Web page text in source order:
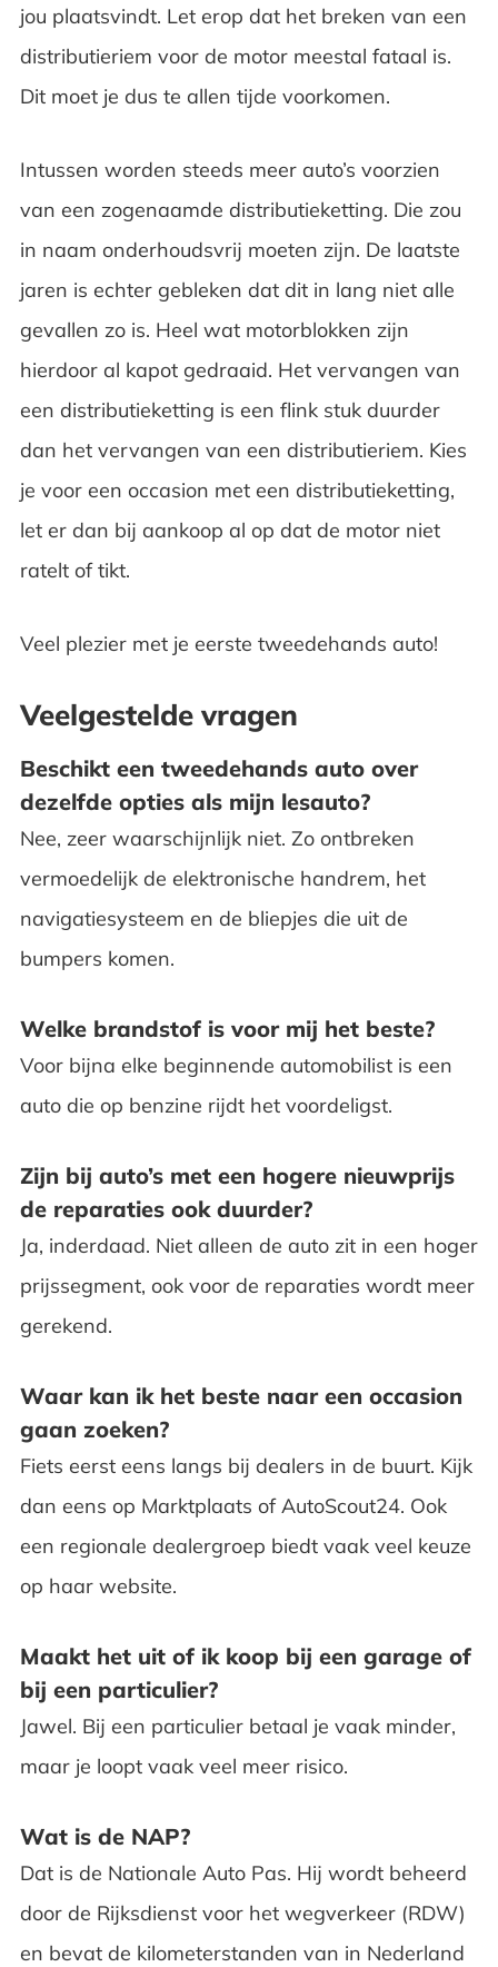
jou plaatsvindt. Let erop dat het breken van een
distributieriem voor de motor meestal fataal is.
Dit moet je dus te allen tijde voorkomen.
Intussen worden steeds meer auto’s voorzien
van een zogenaamde distributieketting. Die zou
in naam onderhoudsvrij moeten zijn. De laatste
jaren is echter gebleken dat dit in lang niet alle
gevallen zo is. Heel wat motorblokken zijn
hierdoor al kapot gedraaid. Het vervangen van
een distributieketting is een flink stuk duurder
dan het vervangen van een distributieriem. Kies
je voor een occasion met een distributieketting,
let er dan bij aankoop al op dat de motor niet
ratelt of tikt.
Veel plezier met je eerste tweedehands auto!
Veelgestelde vragen
Beschikt een tweedehands auto over
dezelfde opties als mijn lesauto?
Nee, zeer waarschijnlijk niet. Zo ontbreken
vermoedelijk de elektronische handrem, het
navigatiesysteem en de bliepjes die uit de
bumpers komen.
Welke brandstof is voor mij het beste?
Voor bijna elke beginnende automobilist is een
auto die op benzine rijdt het voordeligst.
Zijn bij auto’s met een hogere nieuwprijs
de reparaties ook duurder?
Ja, inderdaad. Niet alleen de auto zit in een hoger
prijssegment, ook voor de reparaties wordt meer
gerekend.
Waar kan ik het beste naar een occasion
gaan zoeken?
Fiets eerst eens langs bij dealers in de buurt. Kijk
dan eens op Marktplaats of AutoScout24. Ook
een regionale dealergroep biedt vaak veel keuze
op haar website.
Maakt het uit of ik koop bij een garage of
bij een particulier?
Jawel. Bij een particulier betaal je vaak minder,
maar je loopt vaak veel meer risico.
Wat is de NAP?
Dat is de Nationale Auto Pas. Hij wordt beheerd
door de Rijksdienst voor het wegverkeer (RDW)
en bevat de kilometerstanden van in Nederland